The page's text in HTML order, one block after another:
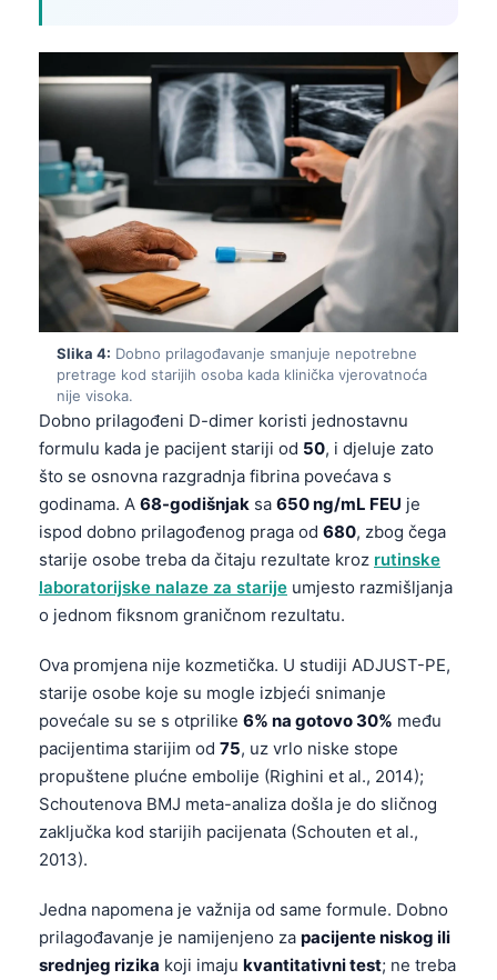
Slika 4: Dobno prilagođavanje smanjuje nepotrebne
pretrage kod starijih osoba kada klinička vjerovatnoća
nije visoka.
Dobno prilagođeni D-dimer koristi jednostavnu
formulu kada je pacijent stariji od 50, i djeluje zato
što se osnovna razgradnja fibrina povećava s
godinama. A 68-godišnjak sa 650 ng/mL FEU je
ispod dobno prilagođenog praga od 680, zbog čega
starije osobe treba da čitaju rezultate kroz rutinske
laboratorijske nalaze za starije umjesto razmišljanja
o jednom fiksnom graničnom rezultatu.
Ova promjena nije kozmetička. U studiji ADJUST-PE,
starije osobe koje su mogle izbjeći snimanje
povećale su se s otprilike 6% na gotovo 30% među
pacijentima starijim od 75, uz vrlo niske stope
propuštene plućne embolije (Righini et al., 2014);
Schoutenova BMJ meta-analiza došla je do sličnog
zaključka kod starijih pacijenata (Schouten et al.,
2013).
Jedna napomena je važnija od same formule. Dobno
prilagođavanje je namijenjeno za pacijente niskog ili
srednjeg rizika koji imaju kvantitativni test; ne treba